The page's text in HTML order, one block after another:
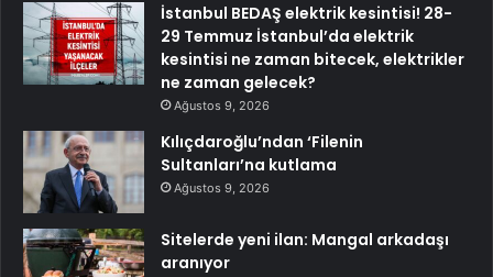
İstanbul BEDAŞ elektrik kesintisi! 28-
29 Temmuz İstanbul’da elektrik
kesintisi ne zaman bitecek, elektrikler
ne zaman gelecek?
Ağustos 9, 2026
Kılıçdaroğlu’ndan ‘Filenin
Sultanları’na kutlama
Ağustos 9, 2026
Sitelerde yeni ilan: Mangal arkadaşı
aranıyor